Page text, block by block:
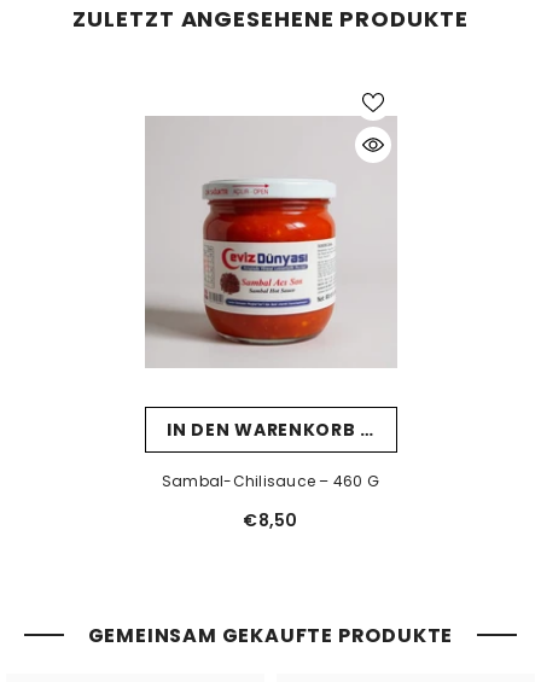
ZULETZT ANGESEHENE PRODUKTE
IN DEN WARENKORB LEGEN
Sambal-Chilisauce – 460 G
€8,50
GEMEINSAM GEKAUFTE PRODUKTE